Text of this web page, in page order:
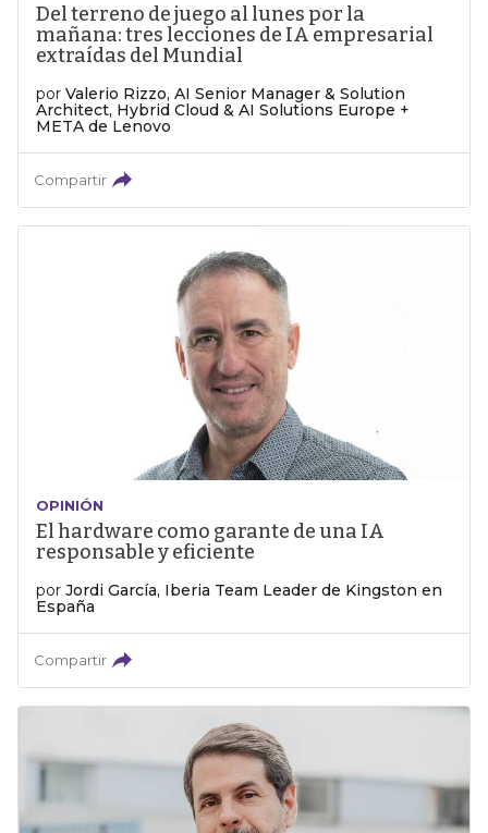
Del terreno de juego al lunes por la
mañana: tres lecciones de IA empresarial
extraídas del Mundial
por Valerio Rizzo, AI Senior Manager & Solution
Architect, Hybrid Cloud & AI Solutions Europe +
META de Lenovo
Compartir
OPINIÓN
El hardware como garante de una IA
responsable y eficiente
por Jordi García, Iberia Team Leader de Kingston en
España
Compartir